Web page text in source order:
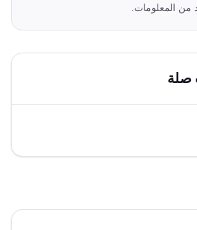
من المعلومات.
صلة